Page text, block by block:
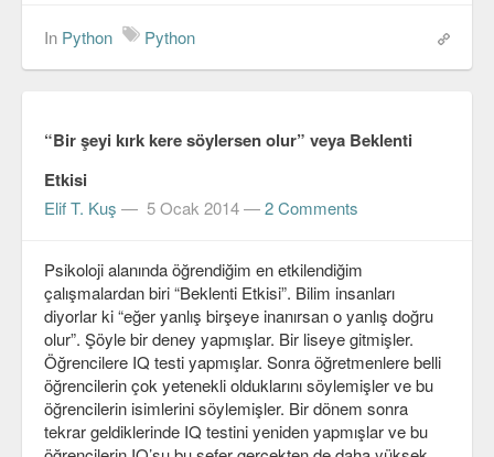
Bize Katılın
Viki
In Python Python
“Bir şeyi kırk kere söylersen olur” veya Beklenti
Etkisi
Elif T. Kuş — 5 Ocak 2014—2 Comments
Psikoloji alanında öğrendiğim en etkilendiğim
çalışmalardan biri “Beklenti Etkisi”. Bilim insanları
diyorlar ki “eğer yanlış birşeye inanırsan o yanlış doğru
olur”. Şöyle bir deney yapmışlar. Bir liseye gitmişler.
Öğrencilere IQ testi yapmışlar. Sonra öğretmenlere belli
öğrencilerin çok yetenekli olduklarını söylemişler ve bu
öğrencilerin isimlerini söylemişler. Bir dönem sonra
tekrar geldiklerinde IQ testini yeniden yapmışlar ve bu